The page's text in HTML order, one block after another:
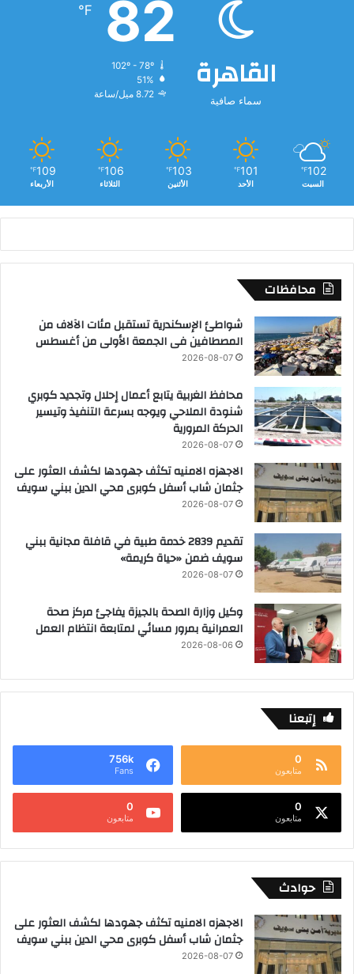
ل
ي
القاهرة
سماء صافية
82
℉
102º - 78º
51%
8.72 ميل/ساعة
102
℉
السبت
101
℉
الأحد
103
℉
الأثنين
106
℉
الثلاثاء
109
℉
الأربعاء
محافظات
شواطئ الإسكندرية تستقبل مئات الآلاف من
المصطافين فى الجمعة الأولى من أغسطس
2026-08-07
محافظ الغربية يتابع أعمال إحلال وتجديد كوبري
شنودة الملاحي ويوجه بسرعة التنفيذ وتيسير
الحركة المرورية
2026-08-07
الاجهزه الامنيه تكثف جهودها لكشف العثور على
جثمان شاب أسفل كوبرى محي الدين ببني سويف
2026-08-07
تقديم 2839 خدمة طبية في قافلة مجانية ببني
سويف ضمن «حياة كريمة»
2026-08-07
وكيل وزارة الصحة بالجيزة يفاجئ مركز صحة
العمرانية بمرور مسائي لمتابعة انتظام العمل
2026-08-06
إتبعنا
0
متابعون
756k
Fans
0
متابعون
0
متابعون
حوادث
الاجهزه الامنيه تكثف جهودها لكشف العثور على
جثمان شاب أسفل كوبرى محي الدين ببني سويف
2026-08-07